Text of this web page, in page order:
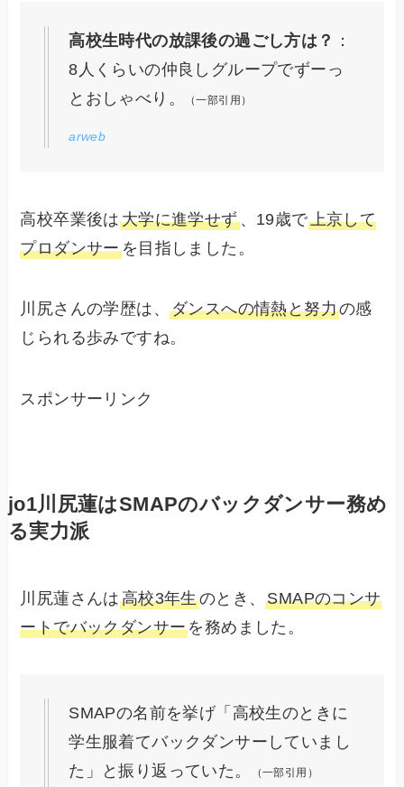
高校生時代の放課後の過ごし方は？
：
8人くらいの仲良しグループでずーっ
とおしゃべり。
（一部引用）
arweb
高校卒業後は大学に進学せず、19歳で上京して
プロダンサーを目指しました。
川尻さんの学歴は、ダンスへの情熱と努力の感
じられる歩みですね。
スポンサーリンク
jo1川尻蓮はSMAPのバックダンサー務め
る実力派
川尻蓮さんは高校3年生のとき、SMAPのコンサ
ートでバックダンサーを務めました。
SMAPの名前を挙げ「高校生のときに
学生服着てバックダンサーしていまし
た」と振り返っていた。
（一部引用）